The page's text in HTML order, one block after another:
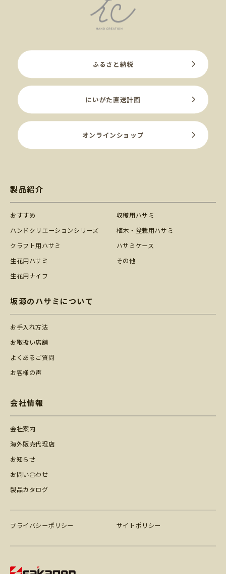
ふるさと納税
にいがた直送計画
オンラインショップ
製品紹介
おすすめ
ハンドクリエーションシリーズ
クラフト用ハサミ
生花用ハサミ
生花用ナイフ
収穫用ハサミ
植木・盆栽用ハサミ
ハサミケース
その他
坂源のハサミについて
お手入れ方法
お取扱い店舗
よくあるご質問
お客様の声
会社情報
会社案内
海外販売代理店
お知らせ
お問い合わせ
製品カタログ
プライバシーポリシー サイトポリシー